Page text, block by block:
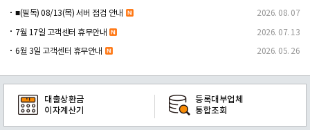
■(필독) 08/13(목) 서버 점검 안내 2026. 08. 07
7월 17일 고객센터 휴무안내 2026. 07. 13
6월 3일 고객센터 휴무안내 2026. 05. 26
대출상환금
이자계산기
등록대부업체
통합조회